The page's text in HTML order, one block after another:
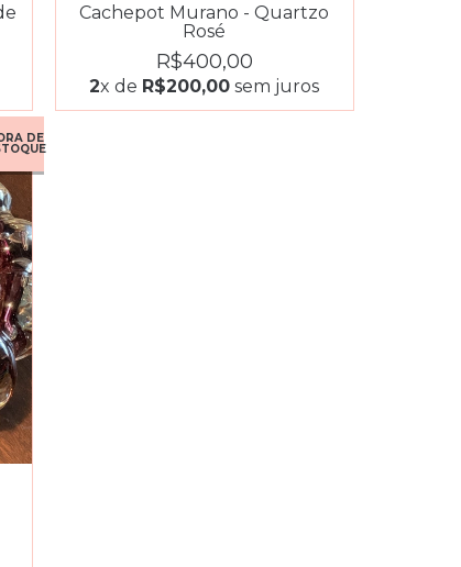
Cachepot Murano - Quartzo
Rosé
R$400,00
2x de R$200,00 sem juros
DE